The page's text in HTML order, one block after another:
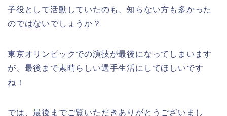
子役として活動していたのも、知らない方も多かった
のではないでしょうか？
東京オリンピックでの演技が最後になってしまいます
が、最後まで素晴らしい選手生活にしてほしいです
ね！
では、最後までご覧いただきありがとうございまし